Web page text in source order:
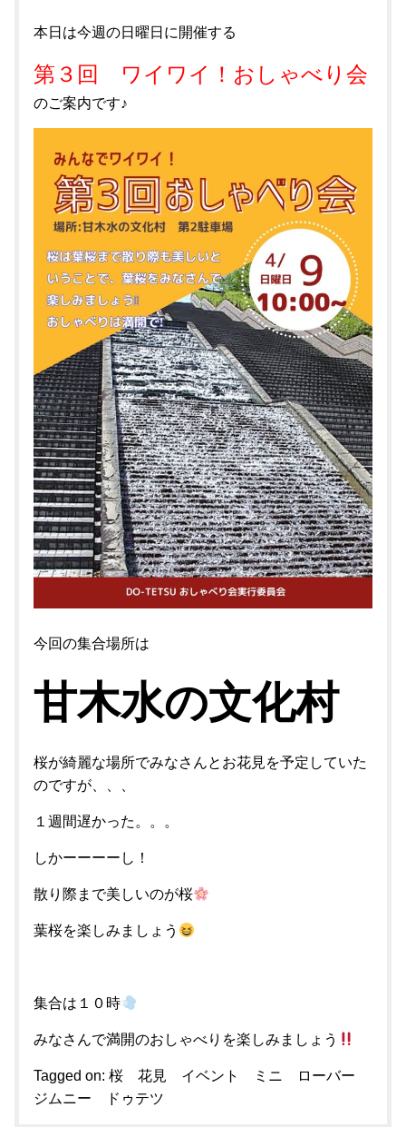
本日は今週の日曜日に開催する
第３回 ワイワイ！おしゃべり会
のご案内です♪
今回の集合場所は
甘木水の文化村
桜が綺麗な場所でみなさんとお花見を予定していた
のですが、、、
１週間遅かった。。。
しかーーーーし！
散り際まで美しいのが桜
葉桜を楽しみましょう
集合は１０時
みなさんで満開のおしゃべりを楽しみましょう
Tagged on: 桜 花見 イベント ミニ ローバー
ジムニー ドゥテツ